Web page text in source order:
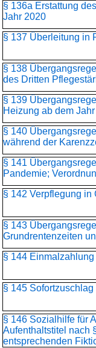
§ 136a Erstattung
Jahr 2020
§ 137 Überleitung in
§ 138
des Dritten
§ 139
Heizung ab dem
§ 140
während der
§ 141
Pandemie;
§ 142 Verpflegung in
§ 143
Grundrentenzeiten
§ 144
§ 145 Sofortzuschlag
§ 146 Sozialhilfe für
Aufenthaltstitel nach
entsprechenden